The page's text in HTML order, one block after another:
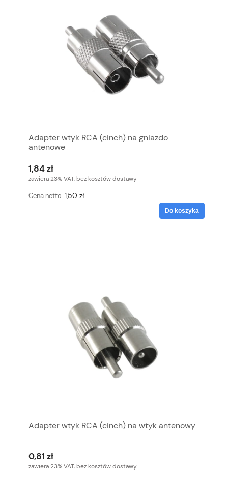
Adapter wtyk RCA (cinch) na gniazdo
antenowe
1,84 zł
zawiera 23% VAT, bez kosztów dostawy
Cena netto: 1,50 zł
Do koszyka
Adapter wtyk RCA (cinch) na wtyk antenowy
0,81 zł
zawiera 23% VAT, bez kosztów dostawy